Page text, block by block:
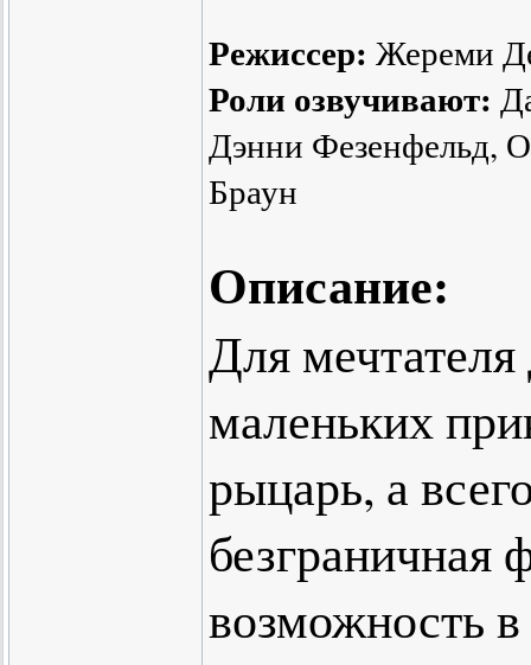
Режиссер: Жереми
Роли озвучивают:
Дэнни Фезенфельд,
Браун
Описание:
Для
маленьких
рыцарь, а
безграничная
возможность